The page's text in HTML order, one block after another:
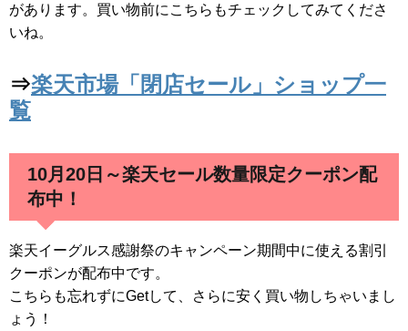
があります。買い物前にこちらもチェックしてみてくださ
いね。
⇒楽天市場「閉店セール」ショップ一
覧
10月20日～楽天セール数量限定クーポン配
布中！
楽天イーグルス感謝祭のキャンペーン期間中に使える割引
クーポンが配布中です。
こちらも忘れずにGetして、さらに安く買い物しちゃいまし
ょう！